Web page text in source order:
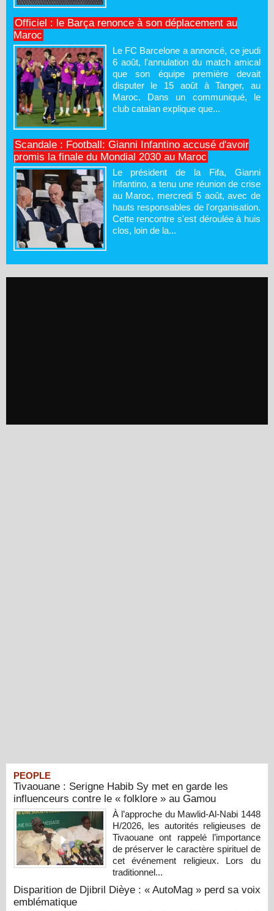
Officiel : le Barça renonce à son déplacement au
Maroc
Le FC Barcelone a annoncé, ce jeudi
6 août, l'annulation du match amical
que son équipe première devait
disputer le 15 août à Tanger, au
Maroc. Dans un communiqué, le
club catalan explique que...
Scandale : Football: Gianni Infantino accusé d'avoir
promis la finale du Mondial 2030 au Maroc
Le président de la Fifa, Gianni
Infantino, a tenu une réunion de crise
au Maroc, mercredi 5 août, avec de
hauts responsables de l'organisation.
Cette rencontre s'est déroulée à huis
clos, loin de la...
PEOPLE
Tivaouane : Serigne Habib Sy met en garde les
influenceurs contre le « folklore » au Gamou
À l’approche du Mawlid-Al-Nabi 1448
H/2026, les autorités religieuses de
Tivaouane ont rappelé l’importance
de préserver le caractère spirituel de
cet événement religieux. Lors du
traditionnel...
Disparition de Djibril Dièye : « AutoMag » perd sa voix
emblématique